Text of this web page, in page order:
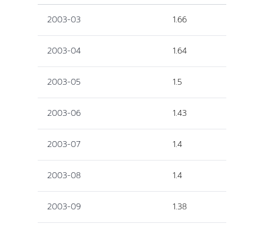
2003-03 1.66
2003-04 1.64
2003-05 1.5
2003-06 1.43
2003-07 1.4
2003-08 1.4
2003-09 1.38